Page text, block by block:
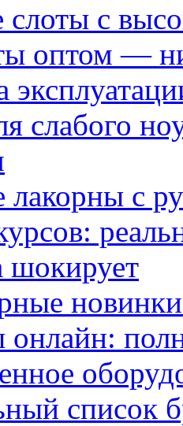
с
оптом —
слабого
лакорны с
шокирует
список